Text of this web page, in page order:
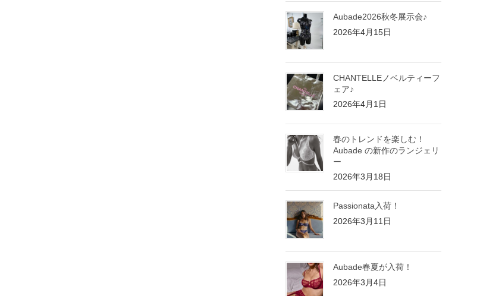
Aubade2026秋冬展示会♪
2026年4月15日
CHANTELLEノベルティーフ
ェア♪
2026年4月1日
春のトレンドを楽しむ！
Aubade の新作のランジェリ
ー
2026年3月18日
Passionata入荷！
2026年3月11日
Aubade春夏が入荷！
2026年3月4日